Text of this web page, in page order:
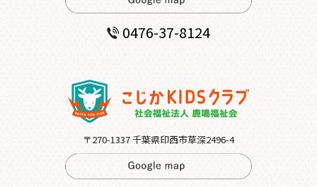
0476-37-8124
〒270-1337 千葉県印西市草深2496-4